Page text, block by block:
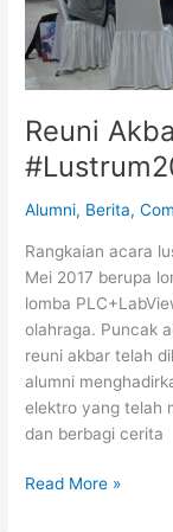
Reuni
Alumni, Berita,
Rangkaian acara
Mei 2017 berupa
lomba
olahraga. Puncak
reuni akbar telah
alumni
elektro yang telah
dan berbagi cerita
Read More »